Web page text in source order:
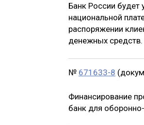
Банк России будет
национальной
распоряжении
денежных средств.
№ 671633-8
Финансирование
банк для